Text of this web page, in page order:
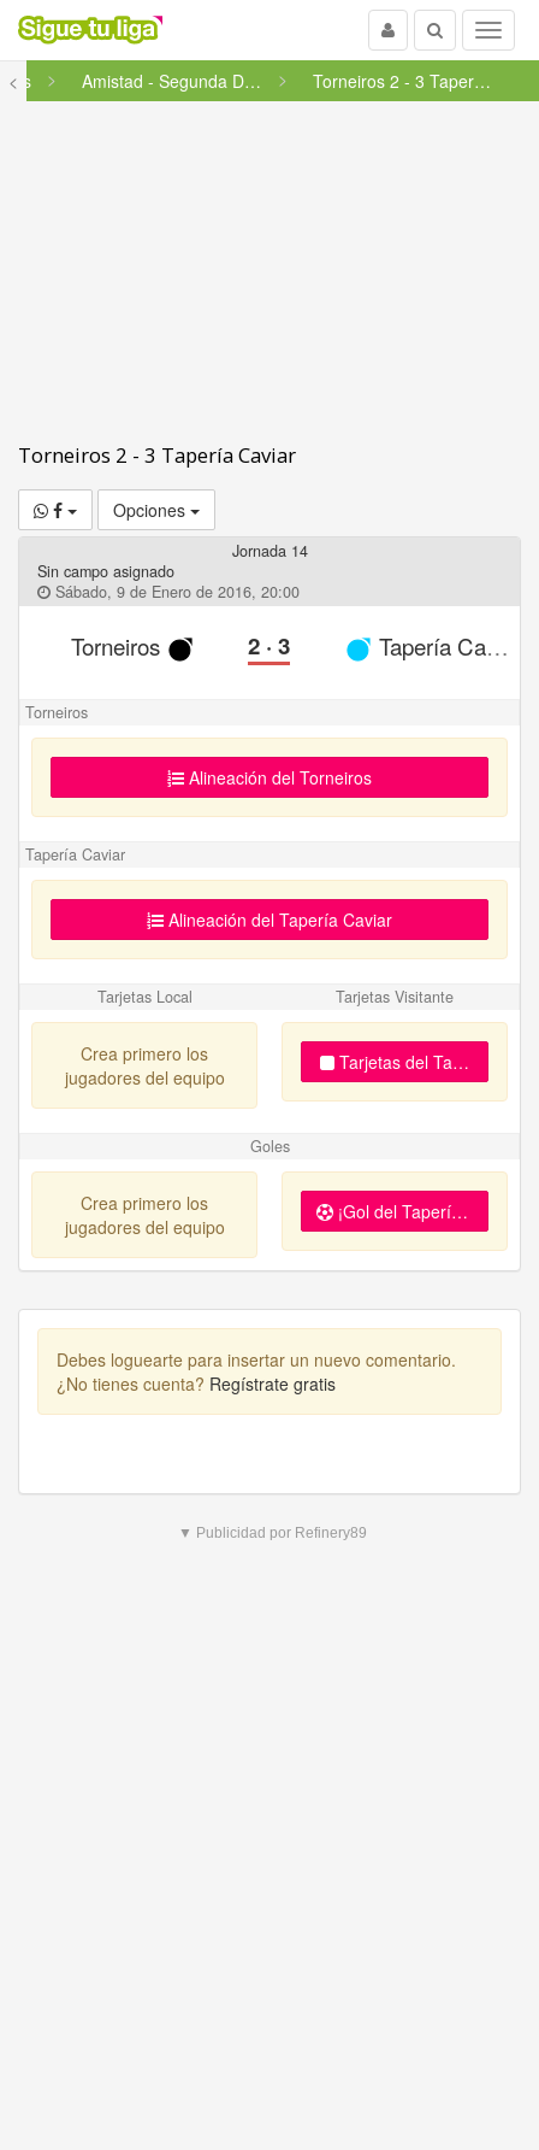
Menu
Buscar
Usuario
<
Amistad - Segunda División Torneiros 2 - 3 Tapería Caviar
Torneiros 2 - 3 Tapería Caviar
Opciones
Jornada 14
Sin campo asignado
Sábado, 9 de Enero de 2016, 20:00
Torneiros 2 ·3 Tapería Caviar
Torneiros
Alineación del Torneiros
Tapería Caviar
Alineación del Tapería Caviar
Tarjetas Local Tarjetas Visitante
Crea primero los
jugadores del equipo
Tarjetas del Tapería
Goles
Crea primero los
jugadores del equipo
¡Gol del Tapería Caviar!
Debes loguearte para insertar un nuevo comentario.
¿No tienes cuenta? Regístrate gratis
▼ Publicidad por Refinery89